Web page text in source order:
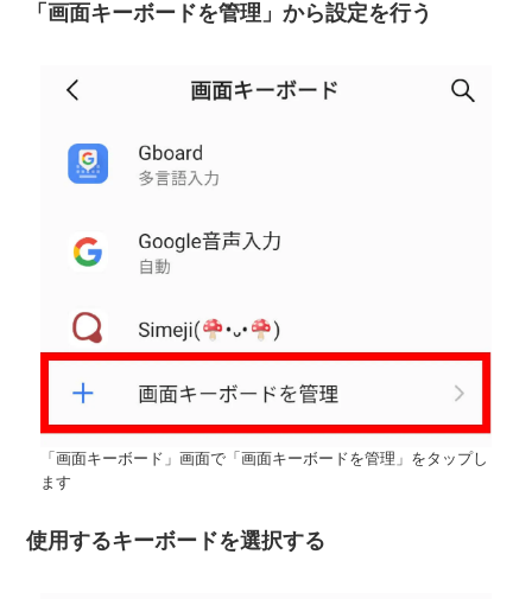
「画面キーボードを管理」から設定を行う
「画面キーボード」画面で「画面キーボードを管理」をタップし
ます
使用するキーボードを選択する